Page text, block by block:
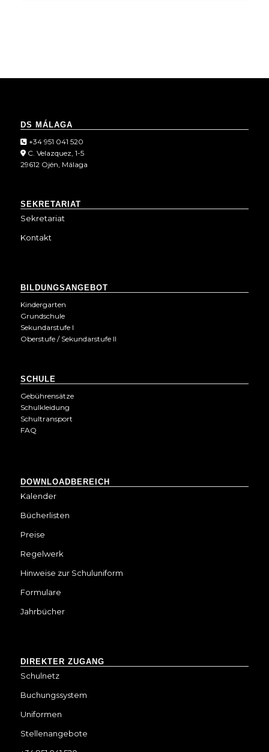
DS MÁLAGA
+34 951 041 520
C. Velazquez, 1-5
29612 Ojén, Málaga
SEKRETARIAT
Sekretariat
Kontakt
BILDUNGSANGEBOT
Kindergarten
Grundschule
Sekundarstufe I
Oberstufe / Sekundarstufe II
SCHULE
Gebührensätze
Schulkleidung
Schultransport
FAQ
DOWNLOADBEREICH
Kalender
Bücherlisten
Preise
Regelwerk
Hinweise zur Schuluniform
Formulare
Jahrbücher
DIREKTER ZUGANG
Schulnetz
Buchungssystem
Uniformen
Stellenangebote